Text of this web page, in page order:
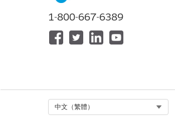
此文章是否解決您
請讓我們知道，以
1-800-667-6389
中文（繁體）